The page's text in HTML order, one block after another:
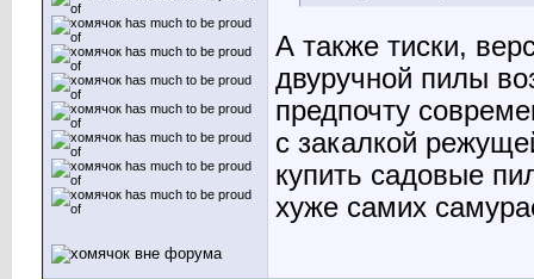
А также тиски,
двуручной пилы
предпочту
с закалкой
купить садовые
хуже самих